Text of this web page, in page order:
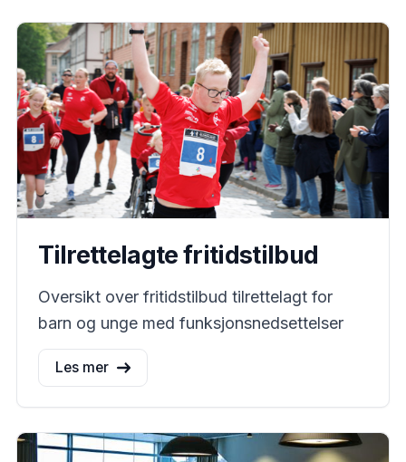
Tilrettelagte fritidstilbud
Oversikt over fritidstilbud tilrettelagt for
barn og unge med funksjonsnedsettelser
Les mer